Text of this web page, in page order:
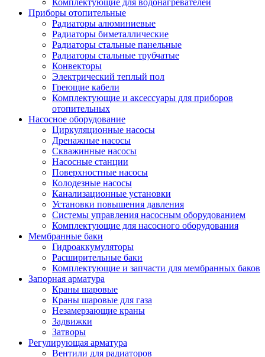
Приборы отопительные
Радиаторы алюминиевые
Радиаторы биметаллические
Радиаторы стальные панельные
Радиаторы стальные трубчатые
Конвекторы
Электрический теплый пол
Греющие кабели
Комплектующие и аксессуары для приборов
отопительных
Насосное оборудование
Циркуляционные насосы
Дренажные насосы
Скважинные насосы
Насосные станции
Поверхностные насосы
Колодезные насосы
Канализационные установки
Установки повышения давления
Системы управления насосным оборудованием
Комплектующие для насосного оборудования
Мембранные баки
Гидроаккумуляторы
Расширительные баки
Комплектующие и запчасти для мембранных баков
Запорная арматура
Краны шаровые
Краны шаровые для газа
Незамерзающие краны
Задвижки
Затворы
Регулирующая арматура
Вентили для радиаторов